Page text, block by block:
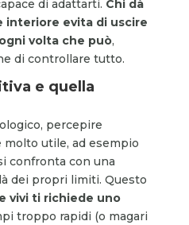
di adattarti. Chi dà
interiore evita di uscire
volta che può,
di controllare tutto.
e quella
percepire
molto utile, ad esempio
confronta con una
dei propri limiti. Questo
vivi ti richiede uno
troppo rapidi (o magari